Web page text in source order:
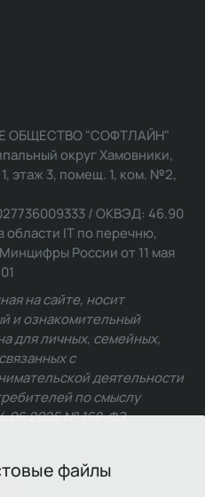
файлы
ОБЩЕСТВО "СОФТЛАЙН"
округ Хамовники,
этаж 3, помещ. 1, ком. №2,
/ ОКВЭД: 46.90
области IT по перечню,
России от 11 мая
на сайте, носит
и ознакомительный
для личных, семейных,
с
деятельности
по смыслу
№ 168-ФЗ.